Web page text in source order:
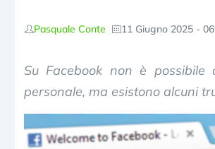
Pasquale Conte 11 Giugno 2025 -
Su Facebook non è
personale, ma esistono alcuni